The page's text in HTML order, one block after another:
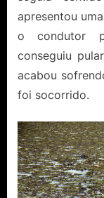
apresentou
o condutor
conseguiu
acabou
foi socorrido.